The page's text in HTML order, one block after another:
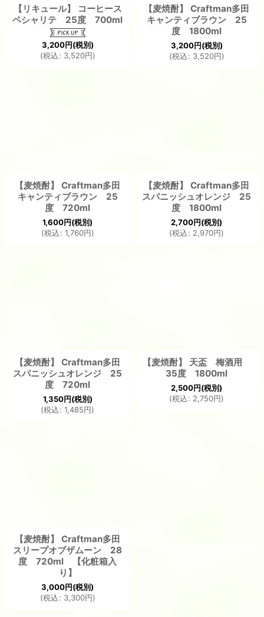
【リキュール】 コーヒース
ペシャリテ 25度 700ml
3,200円(税別)
(税込: 3,520円)
【麦焼酎】 Craftman多田
キャンティブラウン 25
度 1800ml
3,200円(税別)
(税込: 3,520円)
【麦焼酎】 Craftman多田
キャンティブラウン 25
度 720ml
1,600円(税別)
(税込: 1,760円)
【麦焼酎】 Craftman多田
スパニッシュオレンジ 25
度 1800ml
2,700円(税別)
(税込: 2,970円)
【麦焼酎】 Craftman多田
スパニッシュオレンジ 25
度 720ml
1,350円(税別)
(税込: 1,485円)
【麦焼酎】 天盃 梅酒用
35度 1800ml
2,500円(税別)
(税込: 2,750円)
【麦焼酎】 Craftman多田
スリープオブザムーン 28
度 720ml 【化粧箱入
り】
3,000円(税別)
(税込: 3,300円)